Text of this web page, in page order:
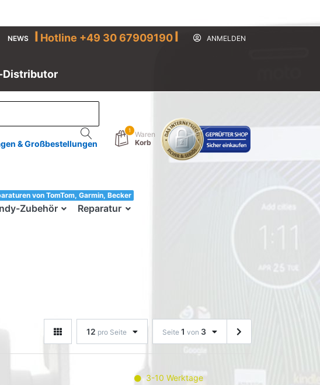
NEWS I Hotline +49 30 67909190I ANMELDEN
Distributor
& Großbestellungen
1
Waren
Korb
Zubehör
33!
Reparatur
von TomTom, Garmin, Becker
12 pro Seite Seite 1 von 3
3-10 Werktage